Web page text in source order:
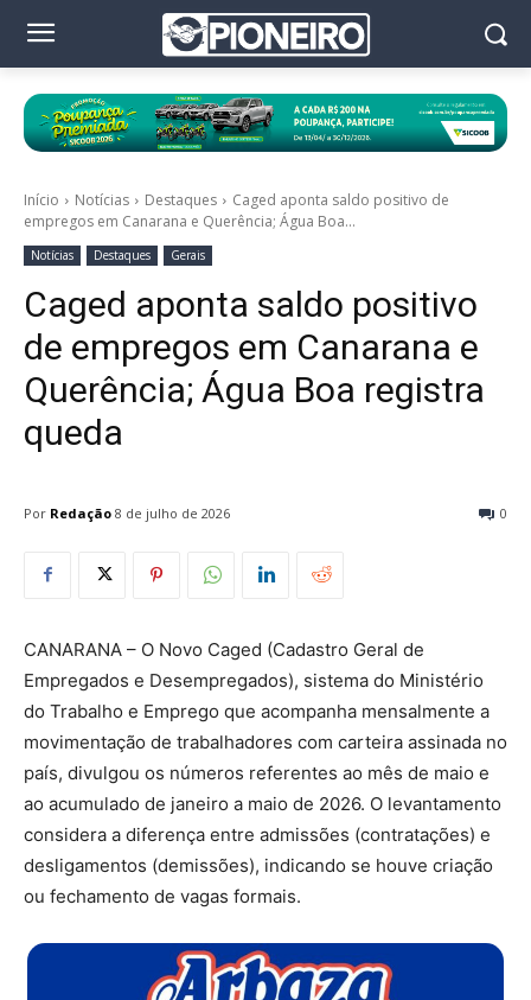
Início Notícias Destaques
Caged aponta saldo positivo de
empregos em Canarana e Querência; Água Boa...
Notícias Destaques Gerais
Caged aponta saldo positivo
de empregos em Canarana e
Querência; Água Boa registra
queda
Por Redação 0
8 de julho de 2026
CANARANA – O Novo Caged (Cadastro Geral de
Empregados e Desempregados), sistema do Ministério
do Trabalho e Emprego que acompanha mensalmente a
movimentação de trabalhadores com carteira assinada no
país, divulgou os números referentes ao mês de maio e
ao acumulado de janeiro a maio de 2026. O levantamento
considera a diferença entre admissões (contratações) e
desligamentos (demissões), indicando se houve criação
ou fechamento de vagas formais.